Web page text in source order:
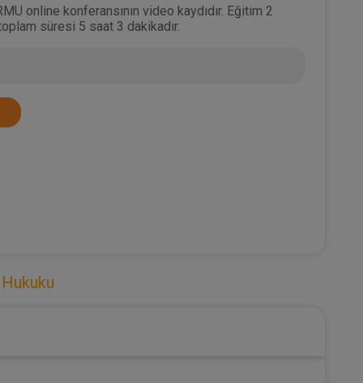
online konferansının video kaydıdır. Eğitim 2
süresi 5 saat 3 dakikadır.